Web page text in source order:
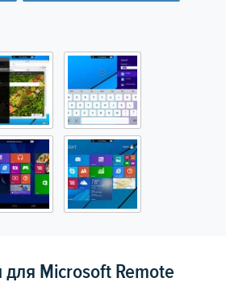
для Microsoft Remote